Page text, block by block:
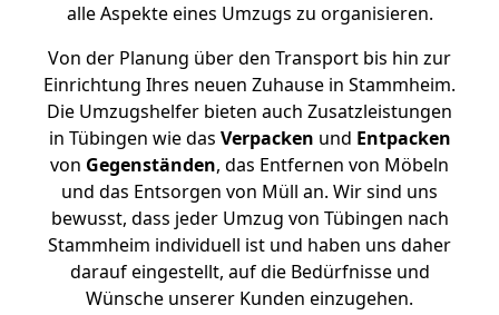
alle Aspekte eines Umzugs zu organisieren.
Von der Planung über den Transport bis hin zur
Einrichtung Ihres neuen Zuhause in Stammheim.
Die Umzugshelfer bieten auch Zusatzleistungen
in Tübingen wie das Verpacken und Entpacken
von Gegenständen, das Entfernen von Möbeln
und das Entsorgen von Müll an. Wir sind uns
bewusst, dass jeder Umzug von Tübingen nach
Stammheim individuell ist und haben uns daher
darauf eingestellt, auf die Bedürfnisse und
Wünsche unserer Kunden einzugehen.